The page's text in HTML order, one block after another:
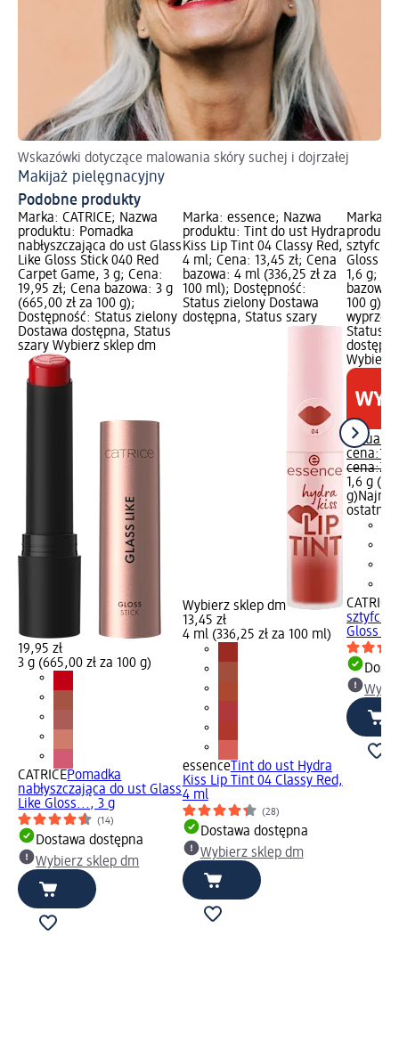
Wskazówki dotyczące malowania skóry suchej i dojrzałej
Makijaż pielęgnacyjny
Podobne produkty
Marka: CATRICE; Nazwa
produktu: Pomadka
nabłyszczająca do ust Glass
Like Gloss Stick 040 Red
Carpet Game, 3 g; Cena:
19,95 zł; Cena bazowa: 3 g
(665,00 zł za 100 g);
Dostępność: Status zielony
Dostawa dostępna, Status
szary Wybierz sklep dm
19,95 zł
3 g (665,00 zł za 100 g)
CATRICEPomadka
nabłyszczająca do ust Glass
Like Gloss..., 3 g
(14)
Dostawa dostępna
Wybierz sklep dm
Marka: essence; Nazwa
produktu: Tint do ust Hydra
Kiss Lip Tint 04 Classy Red,
4 ml; Cena: 13,45 zł; Cena
bazowa: 4 ml (336,25 zł za
100 ml); Dostępność:
Status zielony Dostawa
dostępna, Status szary
Wybierz sklep dm
13,45 zł
4 ml (336,25 zł za 100 ml)
essence Tint do ust Hydra
Kiss Lip Tint 04 Classy Red,
4 ml
(28)
Dostawa dostępna
Wybierz sklep dm
Marka:
sztyfcie
Gloss
1,6 g;
bazowa:
100 g);
Status
Wybierz
Aktualna
cena:
cena:
1,6 g
g)
CATRICE
sztyfcie
Gloss